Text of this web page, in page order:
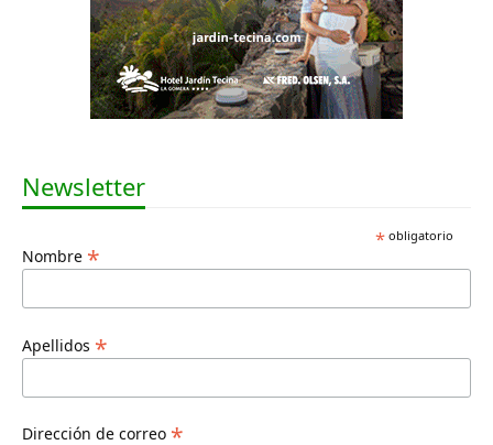
Newsletter
*obligatorio
Nombre *
Apellidos *
Dirección de correo *